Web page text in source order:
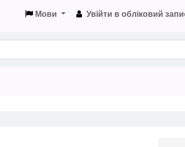
Мови Увійти в обліковий